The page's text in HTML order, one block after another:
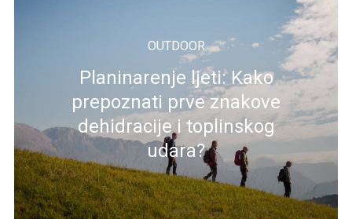
OUTDOOR
Planinarenje ljeti: Kako
prepoznati prve znakove
dehidracije i toplinskog
udara?